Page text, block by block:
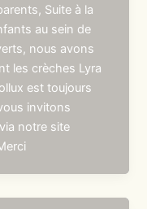
Suite à la
au sein de
nous avons
les crèches Lyra
est toujours
invitons
notre site